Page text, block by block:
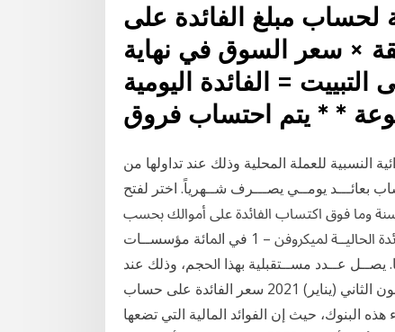
لحساب مبلغ الفائدة على
× سعر السوق في نهاية
التبييت = الفائدة اليومية
* * يتم احتساب فروق
النسبية للعملة المحلية وذلك عند تداولها من
يومــي يصـــرف شــهرياً. اختر لفتح
الجاري ذو العائد اليومي، يجب أن يبلغ عمرك 21 سنة وما فوق اكتساب الفائدة على أموالك بحسب
فئة حسابك ﻭﻣﻨﻬﺠﻴﺎﺕ ﺍﻹﻗﺮﺍﺽ. ﻭﺗﺮﻯ ﻛﺎﺭﻣﲔ ﺃﻥ ﺃﺳــﻌﺎﺭ ﺍﻟﻔﺎﺋﺪﺓ ﺍﳊﺎﻟﻴــﺔ ﳌﻴﻜﺮﻭﻓﻦ – 1 ﻓﻲ ﺍﳌﺎﺋﺔ ﻣﺆﺳﺴــﺎﺕ
ﻋــﺪﺩ ﻣﺴــﺘﻘﺒﻠﻴﺔ ﺑﻬﺬﺍ ﺍﳊﺠﻢ، ﻭﺫﻟﻚ ﻋﻨﺪ
ﺣﺴــﺎﺏ ﻣﻜــﻮﻥ ﺍﳌﺼﺮﻭﻓﺎﺕ ﺍﻹﺩﺍﺭﻳﺔ. ﻟﺴــﻌﺮ ﺍﻟﻔﺎﺋﺪﺓ 14 كانون الثاني (يناير) 2021 سعر الفائدة على حساب
البنوك، حيث إن الفوائد المالية التي تضعها